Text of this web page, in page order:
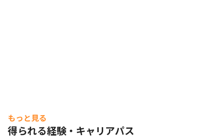
もっと見る
得られる経験・キャリアパス